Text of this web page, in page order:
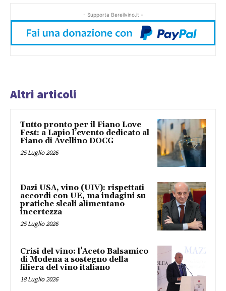
- Supporta Bereilvino.it -
Altri articoli
Tutto pronto per il Fiano Love
Fest: a Lapio l’evento dedicato al
Fiano di Avellino DOCG
25 Luglio 2026
Dazi USA, vino (UIV): rispettati
accordi con UE, ma indagini su
pratiche sleali alimentano
incertezza
25 Luglio 2026
Crisi del vino: l’Aceto Balsamico
di Modena a sostegno della
filiera del vino italiano
18 Luglio 2026